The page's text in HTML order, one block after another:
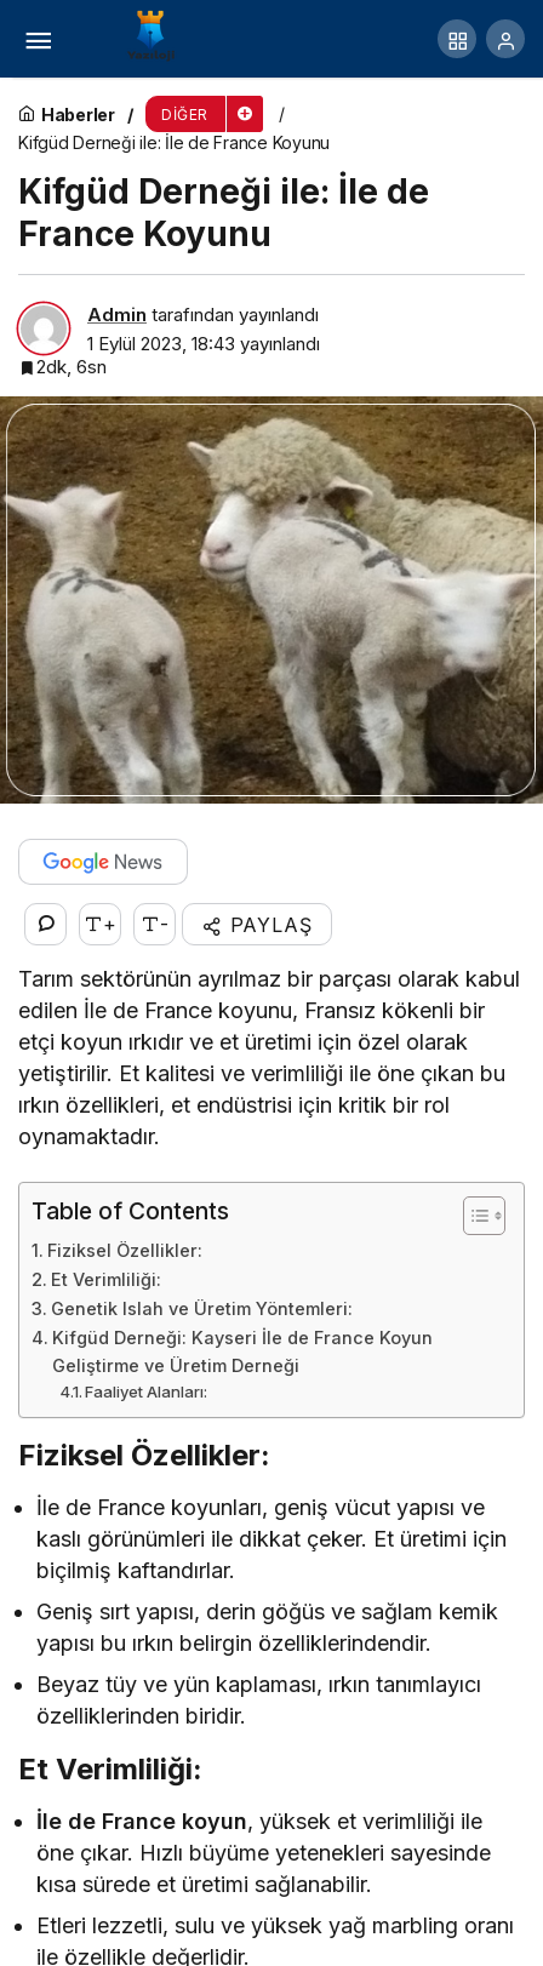
Haberler DIĞER
Kifgüd Derneği ile: İle de France Koyunu
Kifgüd Derneği ile: İle de
France Koyunu
Admin tarafından yayınlandı
1 Eylül 2023, 18:43 yayınlandı
2dk, 6sn
+ - PAYLAŞ
Tarım sektörünün ayrılmaz bir parçası olarak kabul
edilen İle de France koyunu, Fransız kökenli bir
etçi koyun ırkıdır ve et üretimi için özel olarak
yetiştirilir. Et kalitesi ve verimliliği ile öne çıkan bu
ırkın özellikleri, et endüstrisi için kritik bir rol
oynamaktadır.
Table of Contents
Fiziksel Özellikler:
Et Verimliliği:
Genetik Islah ve Üretim Yöntemleri:
Kifgüd Derneği: Kayseri İle de France Koyun
Geliştirme ve Üretim Derneği
Faaliyet Alanları:
Fiziksel Özellikler:
İle de France koyunları, geniş vücut yapısı ve
kaslı görünümleri ile dikkat çeker. Et üretimi için
biçilmiş kaftandırlar.
Geniş sırt yapısı, derin göğüs ve sağlam kemik
yapısı bu ırkın belirgin özelliklerindendir.
Beyaz tüy ve yün kaplaması, ırkın tanımlayıcı
özelliklerinden biridir.
Et Verimliliği:
İle de France koyun, yüksek et verimliliği ile
öne çıkar. Hızlı büyüme yetenekleri sayesinde
kısa sürede et üretimi sağlanabilir.
Etleri lezzetli, sulu ve yüksek yağ marbling oranı
ile özellikle değerlidir.
Precice 2 Limb Lengthening Surgery:
Techniques and Financial Implications